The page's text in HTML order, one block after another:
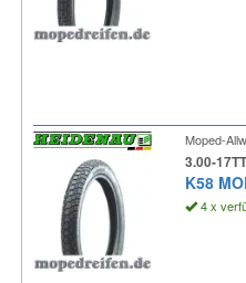
Moped-
3.00-
K58
4 x